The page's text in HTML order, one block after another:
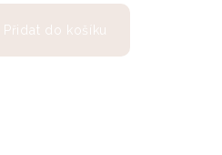
Přidat do košíku